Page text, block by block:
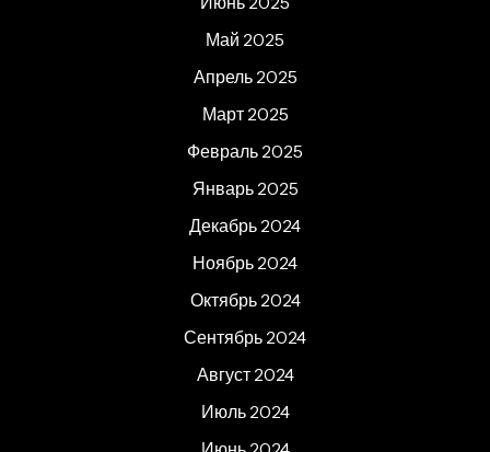
Май 2025
Апрель 2025
Март 2025
Февраль 2025
Январь 2025
Декабрь 2024
Ноябрь 2024
Октябрь 2024
Сентябрь 2024
Август 2024
Июль 2024